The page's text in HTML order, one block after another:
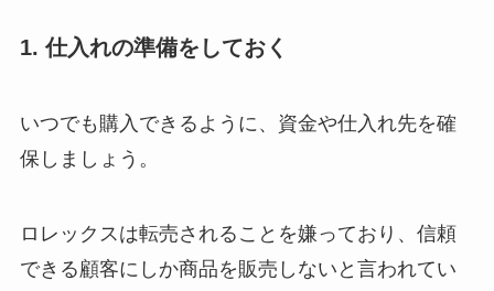
1. 仕入れの準備をしておく
いつでも購入できるように、資金や仕入れ先を確
保しましょう。
ロレックスは転売されることを嫌っており、信頼
できる顧客にしか商品を販売しないと言われてい